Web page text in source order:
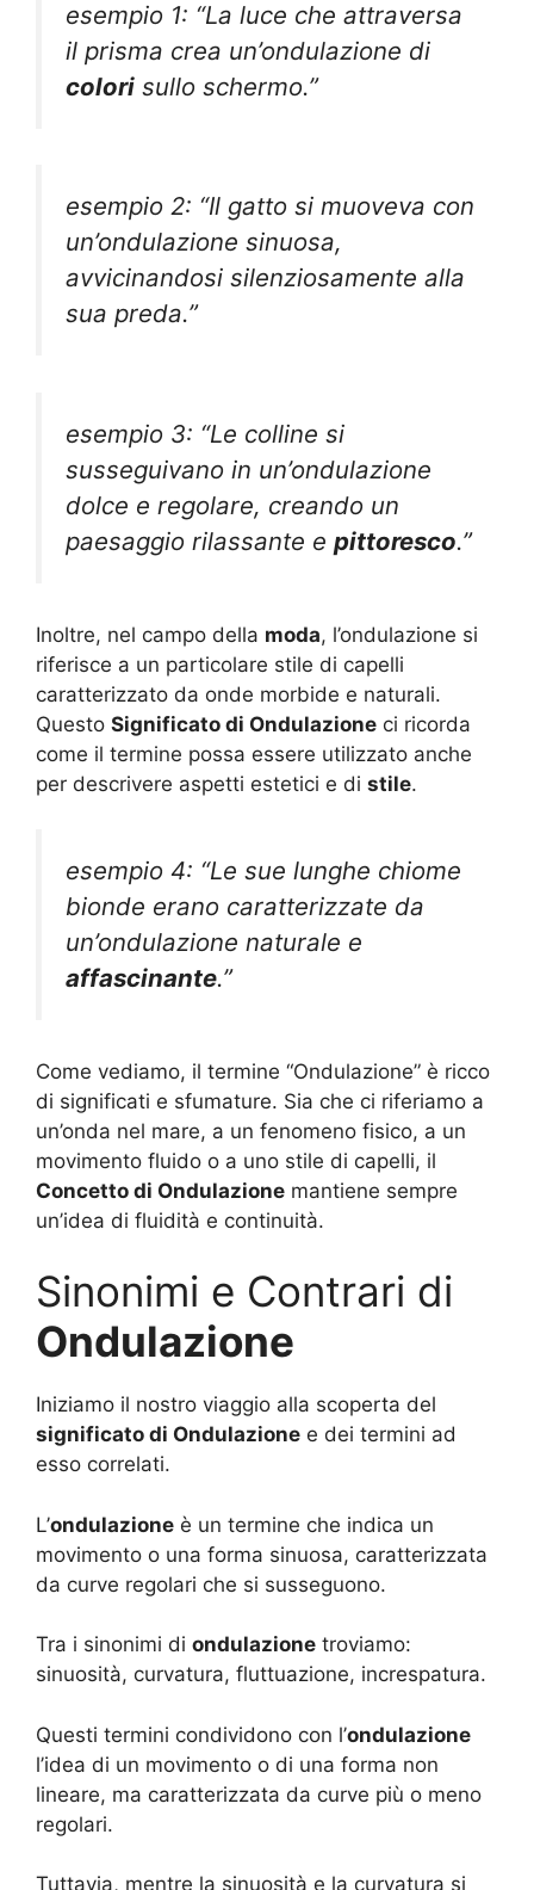
esempio 1: “La luce che attraversa
il prisma crea un’ondulazione di
colori sullo schermo.”
esempio 2: “Il gatto si muoveva con
un’ondulazione sinuosa,
avvicinandosi silenziosamente alla
sua preda.”
esempio 3: “Le colline si
susseguivano in un’ondulazione
dolce e regolare, creando un
paesaggio rilassante e pittoresco.”
Inoltre, nel campo della moda, l’ondulazione si
riferisce a un particolare stile di capelli
caratterizzato da onde morbide e naturali.
Questo Significato di Ondulazione ci ricorda
come il termine possa essere utilizzato anche
per descrivere aspetti estetici e di stile.
esempio 4: “Le sue lunghe chiome
bionde erano caratterizzate da
un’ondulazione naturale e
affascinante.”
Come vediamo, il termine “Ondulazione” è ricco
di significati e sfumature. Sia che ci riferiamo a
un’onda nel mare, a un fenomeno fisico, a un
movimento fluido o a uno stile di capelli, il
Concetto di Ondulazione mantiene sempre
un’idea di fluidità e continuità.
Sinonimi e Contrari di
Ondulazione
Iniziamo il nostro viaggio alla scoperta del
significato di Ondulazione e dei termini ad
esso correlati.
L’ondulazione è un termine che indica un
movimento o una forma sinuosa, caratterizzata
da curve regolari che si susseguono.
Tra i sinonimi di ondulazione troviamo:
sinuosità, curvatura, fluttuazione, increspatura.
Questi termini condividono con l’ondulazione
l’idea di un movimento o di una forma non
lineare, ma caratterizzata da curve più o meno
regolari.
Tuttavia, mentre la sinuosità e la curvatura si